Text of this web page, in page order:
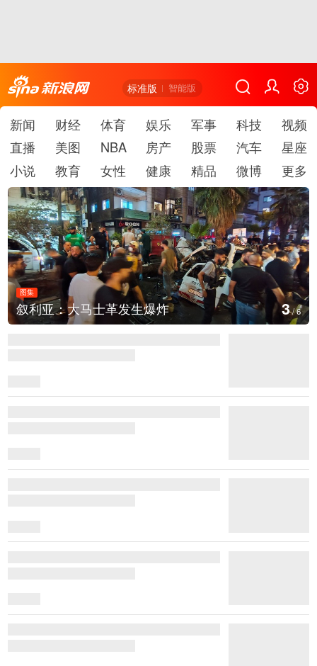
标准版 智能版
新闻 财经 体育 娱乐 军事 科技
视频
直播
美图 NBA 房产 股票 汽车
星座
小说
教育 女性 健康 精品 微博 更多
图集
叙利亚：大马士革发生爆炸 3/6